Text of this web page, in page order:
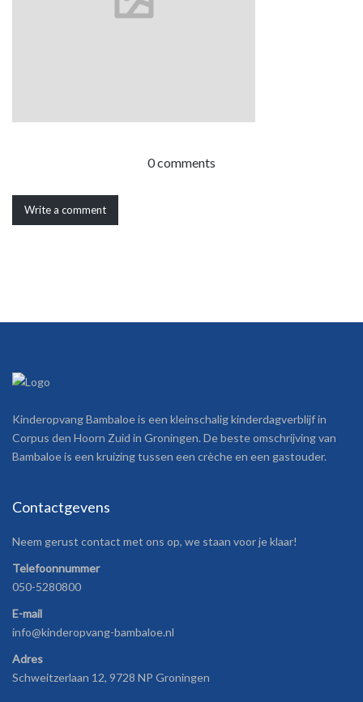
0 comments
Write a comment
Kinderopvang Bambaloe is een kleinschalig kinderdagverblijf in
Corpus den Hoorn Zuid in Groningen. De beste omschrijving van
Bambaloe is een kruizing tussen een crèche en een gastouder.
Contactgevens
Neem gerust contact met ons op, we staan voor je klaar!
Telefoonnummer
050-5280800
E-mail
info@kinderopvang-bambaloe.nl
Adres
Schweitzerlaan 12, 9728 NP Groningen